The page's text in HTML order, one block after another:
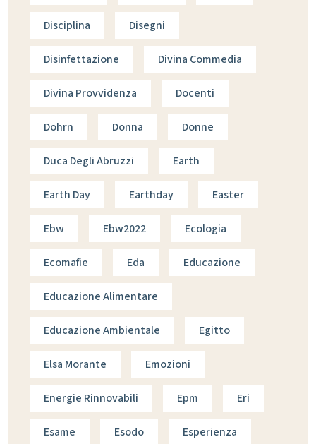
Disciplina Disegni
Disinfettazione Divina Commedia
Divina Provvidenza Docenti
Dohrn Donna Donne
Duca Degli Abruzzi Earth
Earth Day Earthday Easter
Ebw Ebw2022 Ecologia
Ecomafie Eda Educazione
Educazione Alimentare
Educazione Ambientale Egitto
Elsa Morante Emozioni
Energie Rinnovabili Epm Eri
Esame Esodo Esperienza